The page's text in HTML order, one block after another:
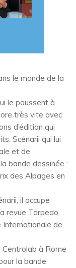
le monde de la
le poussent à
très vite avec
d’édition qui
Scénarii qui lui
et de
bande dessinée :
des Alpages en
il occupe
revue Torpedo,
Internationale de
Centrolab à Rome
la bande